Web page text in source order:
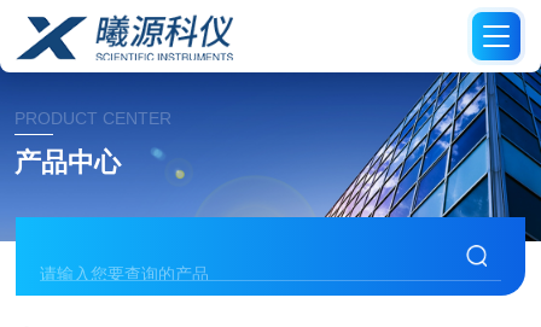
PRODUCT CENTER
产品中心